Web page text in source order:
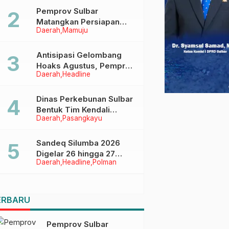
Daerah Mamuju
Pemprov Sulbar
Matangkan Persiapan
HUT Ke-81 RI, Puncak
Ahmad Kirang
Daerah Headline
Antisipasi Gelombang
Hoaks Agustus, Pemprov
Sulbar Ajak Warga Jaga
Daerah Pasangkayu
Dinas Perkebunan Sulbar
Bentuk Tim Kendali
Internal ICS untuk Dukung
di Pasangkayu
Daerah Headline Polman
Sandeq Silumba 2026
Digelar 26 hingga 27
September, Rangkaian
Pemprov Sulbar